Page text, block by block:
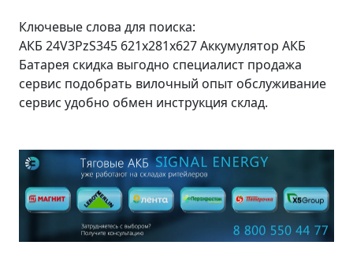
Ключевые слова для поиска:
АКБ 24V3PzS345 621x281x627 Аккумулятор АКБ
Батарея скидка выгодно специалист продажа
сервис подобрать вилочный опыт обслуживание
сервис удобно обмен инструкция склад.